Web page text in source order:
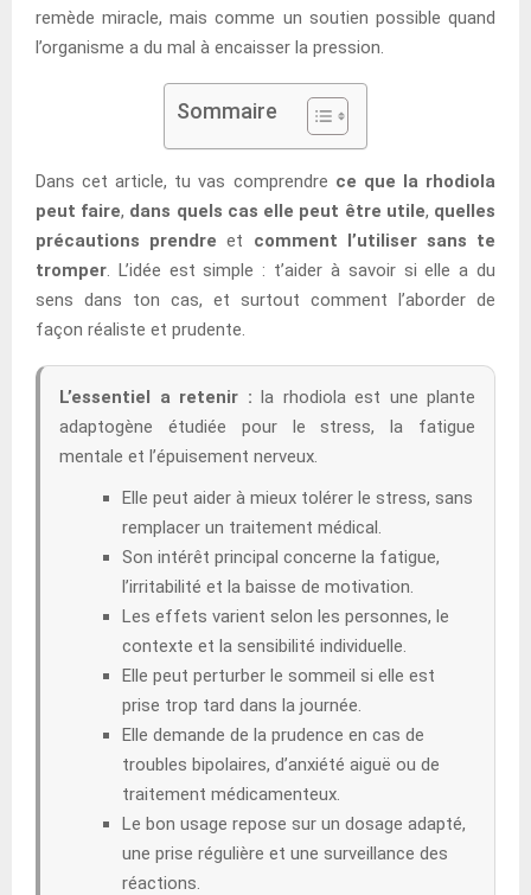
remède miracle, mais comme un soutien possible quand
l’organisme a du mal à encaisser la pression.
Sommaire
Dans cet article, tu vas comprendre ce que la rhodiola
peut faire, dans quels cas elle peut être utile, quelles
précautions prendre et comment l’utiliser sans te
tromper . L’idée est simple : t’aider à savoir si elle a du
sens dans ton cas, et surtout comment l’aborder de
façon réaliste et prudente.
L’essentiel a retenir : la rhodiola est une plante
adaptogène étudiée pour le stress, la fatigue
mentale et l’épuisement nerveux.
Elle peut aider à mieux tolérer le stress, sans
remplacer un traitement médical.
Son intérêt principal concerne la fatigue,
l’irritabilité et la baisse de motivation.
Les effets varient selon les personnes, le
contexte et la sensibilité individuelle.
Elle peut perturber le sommeil si elle est
prise trop tard dans la journée.
Elle demande de la prudence en cas de
troubles bipolaires, d’anxiété aiguë ou de
traitement médicamenteux.
Le bon usage repose sur un dosage adapté,
une prise régulière et une surveillance des
réactions.